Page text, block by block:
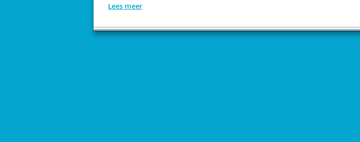
Lees meer